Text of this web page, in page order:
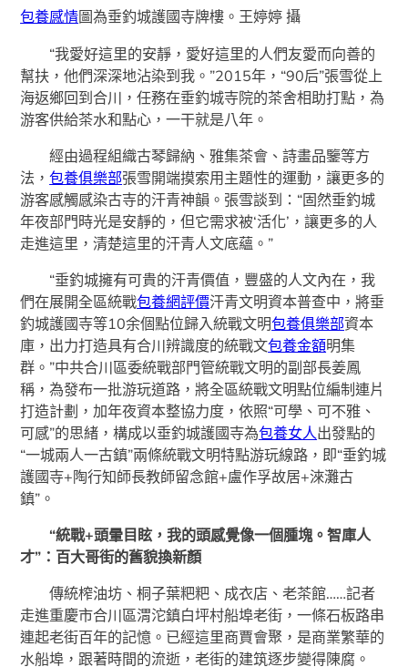
包養感情圖為垂釣城護國寺牌樓。王婷婷 攝
“我愛好這里的安靜，愛好這里的人們友愛而向善的
幫扶，他們深深地沾染到我。”2015年，“90后”張雪從上
海返鄉回到合川，任務在垂釣城寺院的茶舍相助打點，為
游客供給茶水和點心，一干就是八年。
經由過程組織古琴歸納、雅集茶會、詩畫品鑒等方
法，包養俱樂部張雪開端摸索用主題性的運動，讓更多的
游客感觸感染古寺的汗青神韻。張雪談到：“固然垂釣城
年夜部門時光是安靜的，但它需求被‘活化’，讓更多的人
走進這里，清楚這里的汗青人文底蘊。”
“垂釣城擁有可貴的汗青價值，豐盛的人文內在，我
們在展開全區統戰包養網評價汗青文明資本普查中，將垂
釣城護國寺等10余個點位歸入統戰文明包養俱樂部資本
庫，出力打造具有合川辨識度的統戰文包養金額明集
群。”中共合川區委統戰部門管統戰文明的副部長姜鳳
稱，為發布一批游玩道路，將全區統戰文明點位編制連片
打造計劃，加年夜資本整協力度，依照“可學、可不雅、
可感”的思緒，構成以垂釣城護國寺為包養女人出發點的
“一城兩人一古鎮”兩條統戰文明特點游玩線路，即“垂釣城
護國寺+陶行知師長教師留念館+盧作孚故居+淶灘古
鎮”。
“統戰+頭暈目眩，我的頭感覺像一個腫塊。智庫人
才”：百大哥街的舊貌換新顏
傳統榨油坊、桐子葉粑粑、成衣店、老茶館……記者
走進重慶市合川區渭沱鎮白坪村船埠老街，一條石板路串
連起老街百年的記憶。已經這里商賈會聚，是商業繁華的
水船埠，跟著時間的流逝，老街的建筑逐步變得陳腐。